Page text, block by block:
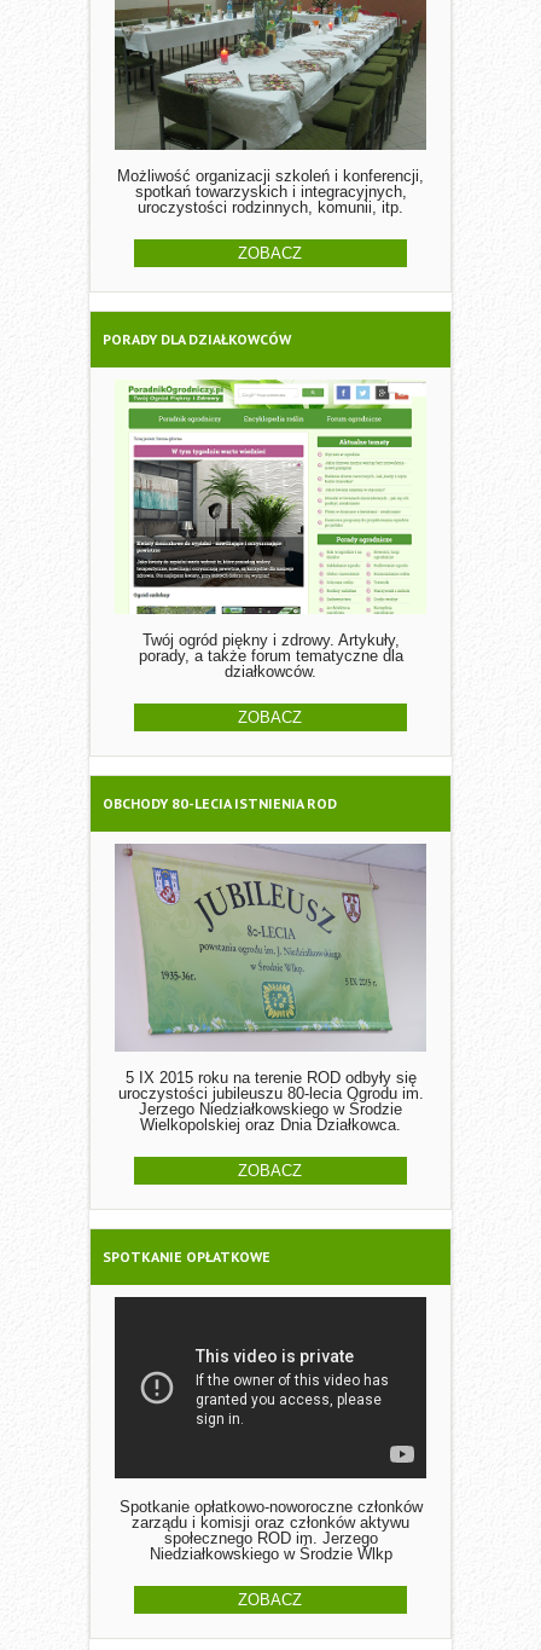
Możliwość organizacji szkoleń i konferencji,
spotkań towarzyskich i integracyjnych,
uroczystości rodzinnych, komunii, itp.
ZOBACZ
PORADY DLA DZIAŁKOWCÓW
Twój ogród piękny i zdrowy. Artykuły,
porady, a także forum tematyczne dla
działkowców.
ZOBACZ
OBCHODY 80-LECIA ISTNIENIA ROD
5 IX 2015 roku na terenie ROD odbyły się
uroczystości jubileuszu 80-lecia Ogrodu im.
Jerzego Niedziałkowskiego w Środzie
Wielkopolskiej oraz Dnia Działkowca.
ZOBACZ
SPOTKANIE OPŁATKOWE
Spotkanie opłatkowo-noworoczne członków
zarządu i komisji oraz członków aktywu
społecznego ROD im. Jerzego
Niedziałkowskiego w Środzie Wlkp
ZOBACZ